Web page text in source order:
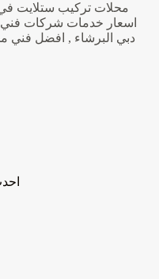
محلات تركيب ستلايت
اسعار خدمات شركات فني
دبي البرشاء , افضل